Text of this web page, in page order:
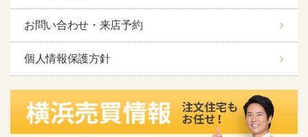
お問い合わせ・来店予約
個人情報保護方針